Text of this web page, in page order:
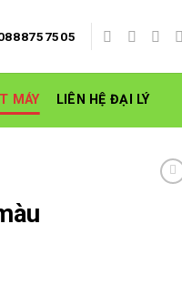
MÁY LIÊN HỆ ĐẠI LÝ